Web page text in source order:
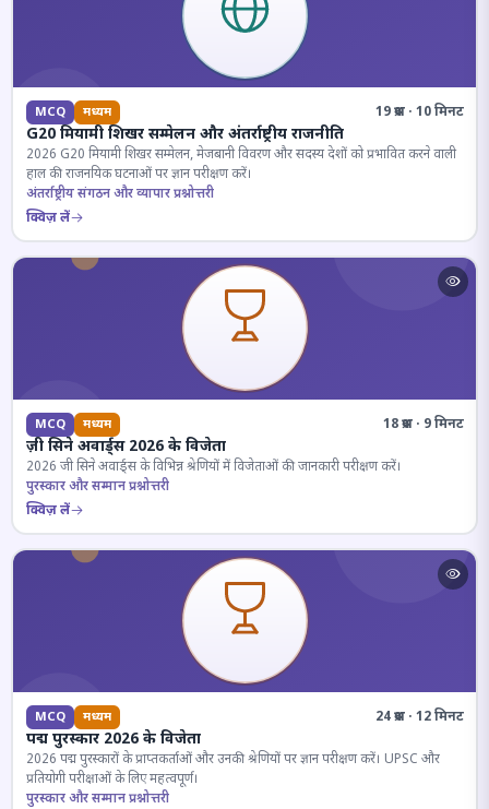
MCQ मध्यम 19 प्रश्न · 10 मिनट
G20 मियामी शिखर सम्मेलन और अंतर्राष्ट्रीय राजनीति
2026 G20 मियामी शिखर सम्मेलन, मेजबानी विवरण और सदस्य देशों को प्रभावित करने वाली
हाल की राजनयिक घटनाओं पर ज्ञान परीक्षण करें।
अंतर्राष्ट्रीय संगठन और व्यापार प्रश्नोत्तरी
क्विज़ लें
MCQ मध्यम 18 प्रश्न · 9 मिनट
ज़ी सिने अवार्ड्स 2026 के विजेता
2026 जी सिने अवार्ड्स के विभिन्न श्रेणियों में विजेताओं की जानकारी परीक्षण करें।
पुरस्कार और सम्मान प्रश्नोत्तरी
क्विज़ लें
MCQ मध्यम 24 प्रश्न · 12 मिनट
पद्म पुरस्कार 2026 के विजेता
2026 पद्म पुरस्कारों के प्राप्तकर्ताओं और उनकी श्रेणियों पर ज्ञान परीक्षण करें। UPSC और
प्रतियोगी परीक्षाओं के लिए महत्वपूर्ण।
पुरस्कार और सम्मान प्रश्नोत्तरी